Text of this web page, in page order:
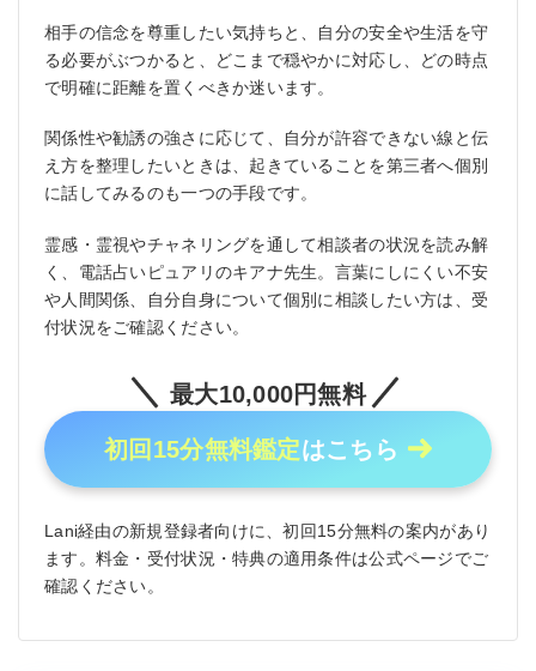
相手の信念を尊重したい気持ちと、自分の安全や生活を守
る必要がぶつかると、どこまで穏やかに対応し、どの時点
で明確に距離を置くべきか迷います。
関係性や勧誘の強さに応じて、自分が許容できない線と伝
え方を整理したいときは、起きていることを第三者へ個別
に話してみるのも一つの手段です。
霊感・霊視やチャネリングを通して相談者の状況を読み解
く、電話占いピュアリのキアナ先生。言葉にしにくい不安
や人間関係、自分自身について個別に相談したい方は、受
付状況をご確認ください。
最大10,000円無料
初回15分無料鑑定はこちら
Lani経由の新規登録者向けに、初回15分無料の案内があり
ます。料金・受付状況・特典の適用条件は公式ページでご
確認ください。